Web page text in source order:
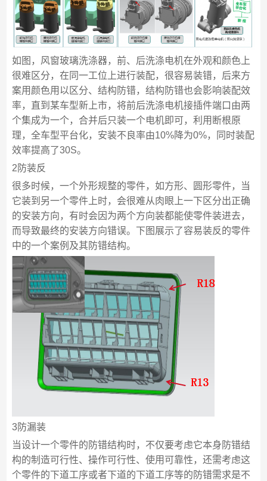
如图，风窗玻璃洗涤器，前、后洗涤电机在外观和颜色上
很难区分，在同一工位上进行装配，很容易装错，后来方
案用颜色用以区分、结构防错，结构防错也会影响装配效
率，直到某车型新上市，将前后洗涤电机接插件端口由两
个集成为一个，合并后只装一个电机即可，利用断根原
理，全车型平台化，安装不良率由10%降为0%，同时装配
效率提高了30S。
2防装反
很多时候，一个外形规整的零件，如方形、圆形零件，当
它装到另一个零件上时，会很难从肉眼上一下区分出正确
的安装方向，有时会因为两个方向装都能使零件装进去，
而导致最终的安装方向错误。下图展示了容易装反的零件
中的一个案例及其防错结构。
3防漏装
当设计一个零件的防错结构时，不仅要考虑它本身防错结
构的制造可行性、操作可行性、使用可靠性，还需考虑这
个零件的下道工序或者下道的下道工序等的防错需求是不